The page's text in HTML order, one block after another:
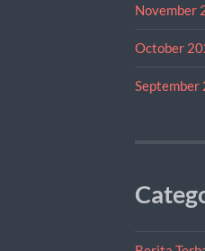
November
October
September